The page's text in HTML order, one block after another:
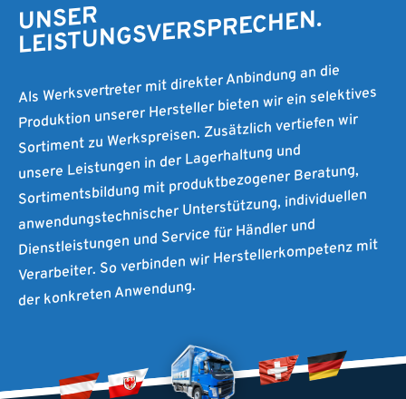
UNSER
LEISTUNGSVERSPRECHEN.
Als Werksvertreter mit direkter Anbindung an die
Produktion unserer Hersteller bieten wir ein selektives
Sortiment zu Werkspreisen. Zusätzlich vertiefen wir
unsere Leistungen in der Lagerhaltung und
Sortimentsbildung mit produktbezogener Beratung,
anwendungstechnischer Unterstützung, individuellen
Dienstleistungen und Service für Händler und
Verarbeiter. So verbinden wir Herstellerkompetenz mit
der konkreten Anwendung.